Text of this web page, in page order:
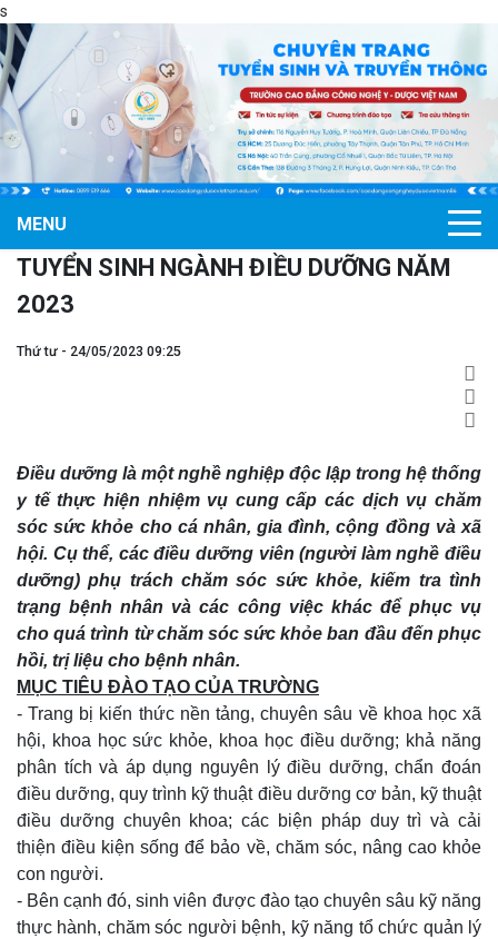
s
MENU
TUYỂN SINH NGÀNH ĐIỀU DƯỠNG NĂM
2023
Thứ tư - 24/05/2023 09:25
Điều dưỡng là một nghề nghiệp độc lập trong hệ thống
y tế thực hiện nhiệm vụ cung cấp các dịch vụ chăm
sóc sức khỏe cho cá nhân, gia đình, cộng đồng và xã
hội. Cụ thể, các điều dưỡng viên (người làm nghề điều
dưỡng) phụ trách chăm sóc sức khỏe, kiếm tra tình
trạng bệnh nhân và các công việc khác để phục vụ
cho quá trình từ chăm sóc sức khỏe ban đầu đến phục
hồi, trị liệu cho bệnh nhân.
MỤC TIÊU ĐÀO TẠO CỦA TRƯỜNG
- Trang bị kiến thức nền tảng, chuyên sâu về khoa học xã
hội, khoa học sức khỏe, khoa học điều dưỡng; khả năng
phân tích và áp dụng nguyên lý điều dưỡng, chẩn đoán
điều dưỡng, quy trình kỹ thuật điều dưỡng cơ bản, kỹ thuật
điều dưỡng chuyên khoa; các biện pháp duy trì và cải
thiện điều kiện sống để bảo về, chăm sóc, nâng cao khỏe
con người.
- Bên cạnh đó, sinh viên được đào tạo chuyên sâu kỹ năng
thực hành, chăm sóc người bệnh, kỹ năng tổ chức quản lý